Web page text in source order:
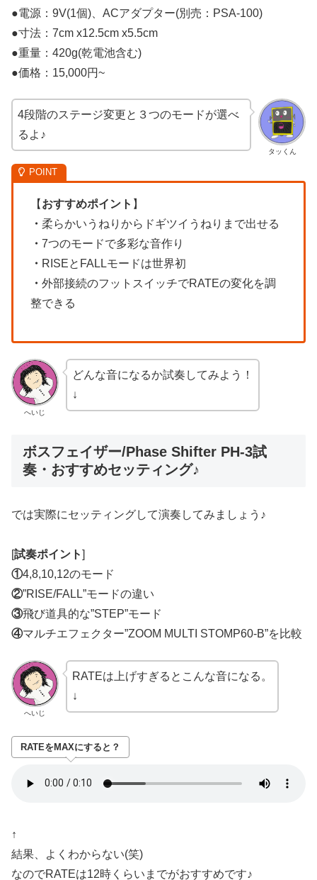
●電源：9V(1個)、ACアダプター(別売：PSA-100)
●寸法：7cm x12.5cm x5.5cm
●重量：420g(乾電池含む)
●価格：15,000円~
タッくん
4段階のステージ変更と３つのモードが選べ
るよ♪
【 おすすめポイント 】
・ 柔らかいうねりからドギツイうねりまで出せる
・ 7つのモードで多彩な音作り
・ RISEとFALLモードは世界初
・ 外部接続のフットスイッチでRATEの変化を調
整できる
へいじ
どんな音になるか試奏してみよう！
↓
ボスフェイザー/Phase Shifter PH-3試
奏・おすすめセッティング♪
では実際にセッティングして演奏してみましょう♪
[試奏ポイント]
①4,8,10,12のモード
②”RISE/FALL”モードの違い
③飛び道具的な”STEP”モード
④マルチエフェクター”ZOOM MULTI STOMP60-B”を比較
へいじ
RATEは上げすぎるとこんな音になる。
↓
RATEをMAXにすると？
↑
結果、よくわからない(笑)
なのでRATEは12時くらいまでがおすすめです♪